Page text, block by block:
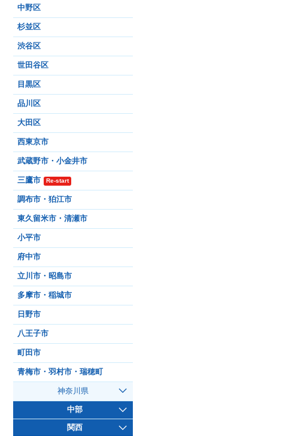
中野区
杉並区
渋谷区
世田谷区
目黒区
品川区
大田区
西東京市
武蔵野市・小金井市
三鷹市 Re-start
調布市・狛江市
東久留米市・清瀬市
小平市
府中市
立川市・昭島市
多摩市・稲城市
日野市
八王子市
町田市
青梅市・羽村市・瑞穂町
神奈川県
中部
関西